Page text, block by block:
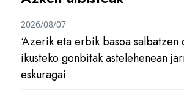
‘Azerik eta erbik basoa salbatzen
ikusteko gonbitak astelehenean
eskuragai
2026/08/07